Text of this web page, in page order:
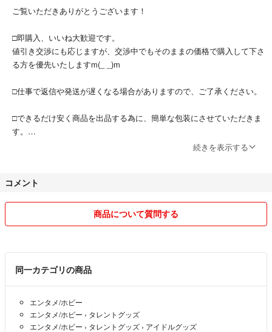
ご覧いただきありがとうございます！
□即購入、いいね大歓迎です。
値引き交渉にも応じますが、交渉中でもそのままの価格で購入して下さ
る方を優先いたしますm(_ _)m
□仕事で返信や発送が遅くなる場合がありますので、ご了承ください。
□できるだけ安く商品を出品する為に、簡単な包装にさせていただきま
す。
□自宅に全身鏡がない為、残念ながら着画はお断りしています。
□商品すり替え防止のため、いかなる理由でも返品交換は受け付けませ
ん。
□購入者様の間違いで購入した場合のキャンセルは受け付けません。
セット割いたしますので、ご検討ください🥰
ラクマ初心者ですので、至らない所があると思いますが、丁寧な対応を
させていただきますので、よろしくお願いします！
続きを表示する
コメント
商品について質問する
同一カテゴリの商品
エンタメ/ホビー
エンタメ/ホビー › タレントグッズ
エンタメ/ホビー › タレントグッズ › アイドルグッズ